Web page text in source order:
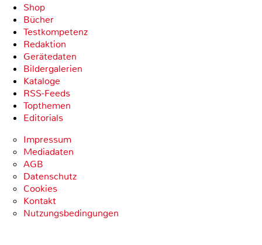
Shop
Bücher
Testkompetenz
Redaktion
Gerätedaten
Bildergalerien
Kataloge
RSS-Feeds
Topthemen
Editorials
Impressum
Mediadaten
AGB
Datenschutz
Cookies
Kontakt
Nutzungsbedingungen